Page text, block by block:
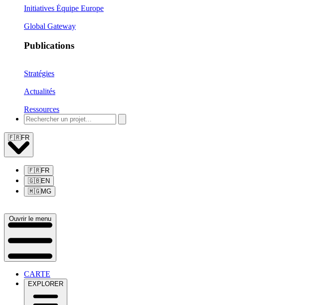
Initiatives Équipe Europe
Global Gateway
Publications
Stratégies
Actualités
Ressources
🇫🇷FR
🇫🇷FR
🇬🇧EN
🇲🇬MG
Ouvrir le menu
CARTE
EXPLORER